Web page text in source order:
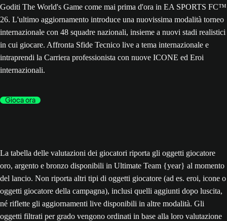
Goditi The World's Game come mai prima d'ora in EA SPORTS FC™
26. L'ultimo aggiornamento introduce una nuovissima modalità torneo
internazionale con 48 squadre nazionali, insieme a nuovi stadi realistici
in cui giocare. Affronta Sfide Tecnico live a tema internazionale e
intraprendi la Carriera professionista con nuove ICONE ed Eroi
internazionali.
Gioca ora
La tabella delle valutazioni dei giocatori riporta gli oggetti giocatore
oro, argento e bronzo disponibili in Ultimate Team {year} al momento
del lancio. Non riporta altri tipi di oggetti giocatore (ad es. eroi, icone o
oggetti giocatore della campagna), inclusi quelli aggiunti dopo luscita,
né riflette gli aggiornamenti live disponibili in altre modalità. Gli
oggetti filtrati per grado vengono ordinati in base alla loro valutazione